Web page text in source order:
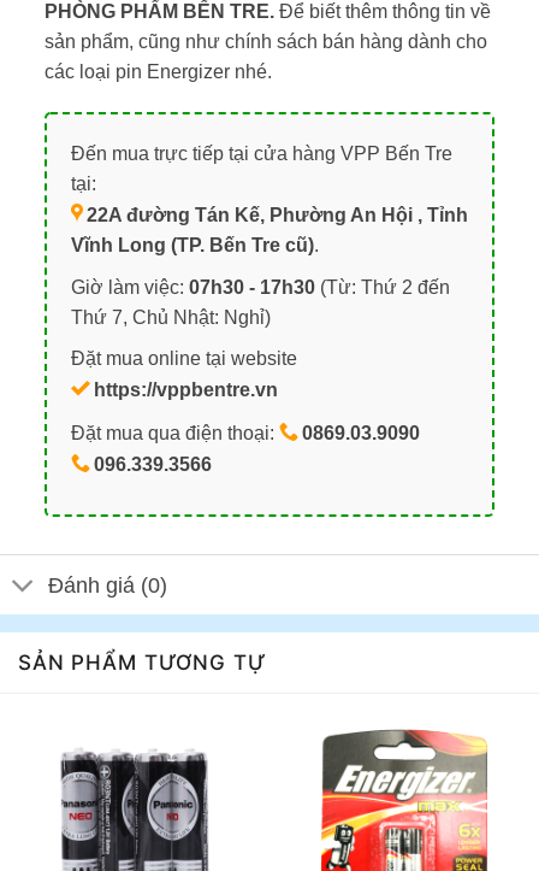
PHÒNG PHẨM BẾN TRE.Để biết thêm thông tin về
sản phẩm, cũng như chính sách bán hàng dành cho
các loại pin Energizer nhé.
Đến mua trực tiếp tại cửa hàng VPP Bến Tre
tại:
22A đường Tán Kế, Phường An Hội , Tỉnh
Vĩnh Long (TP. Bến Tre cũ).
Giờ làm việc: 07h30 - 17h30(Từ: Thứ 2 đến
Thứ 7, Chủ Nhật: Nghỉ)
Đặt mua online tại website
https://vppbentre.vn
Đặt mua qua điện thoại:
0869.03.9090
096.339.3566
Đánh giá (0)
SẢN PHẨM TƯƠNG TỰ